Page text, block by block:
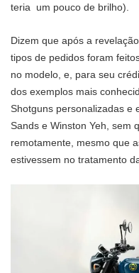
teria um pouco de brilho).
Dizem que após a
tipos de pedidos foram
no modelo, e, para seu
dos exemplos mais
Shotguns personalizadas e
Sands e Winston Yeh, sem
remotamente, mesmo que
estivessem no tratamento